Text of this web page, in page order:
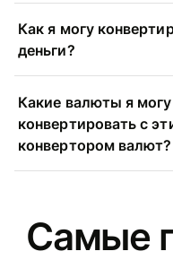
Как я могу
деньги?
Какие валюты я могу
конвертировать с
конвертором валют?
Самые